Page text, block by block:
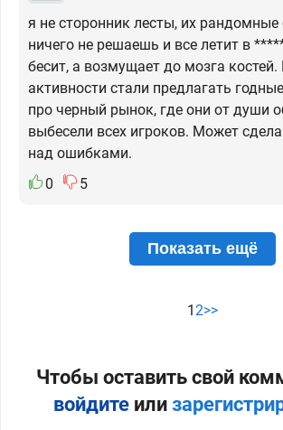
я не сторонник лесты, их рандомные
ничего не решаешь и все летит в
бесит, а возмущает до мозга костей.
активности стали предлагать
про черный рынок, где они от души
выбесели всех игроков. Может
над ошибками.
0
5
Показать ещё
12>>
Чтобы оставить свой
войдитеили